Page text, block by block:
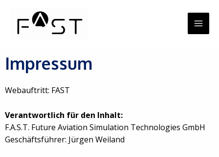
Inhalt
springen
Impressum
Webauftritt: FAST
Verantwortlich für den Inhalt:
F.A.S.T. Future Aviation Simulation Technologies GmbH
Geschäftsführer: Jürgen Weiland